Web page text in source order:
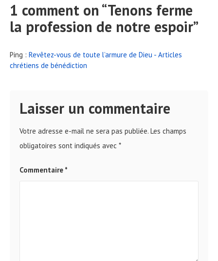
1 comment on “Tenons ferme
la profession de notre espoir”
Ping : Revêtez-vous de toute l’armure de Dieu - Articles
chrétiens de bénédiction
Laisser un commentaire
Votre adresse e-mail ne sera pas publiée. Les champs
obligatoires sont indiqués avec *
Commentaire *